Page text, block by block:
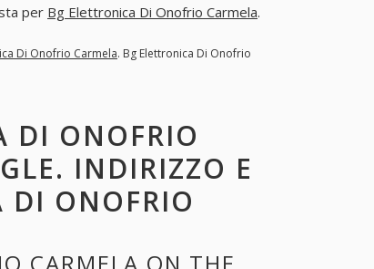
per Bg Elettronica Di Onofrio Carmela.
Di Onofrio Carmela. Bg Elettronica Di Onofrio
DI ONOFRIO
INDIRIZZO E
DI ONOFRIO
CARMELA ON THE